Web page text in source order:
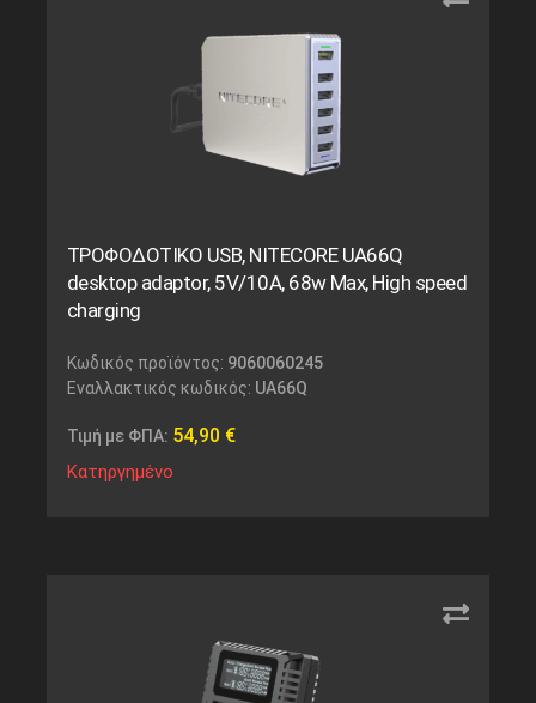
ΤΡΟΦΟΔΟΤΙΚΟ USB, NITECORE UA66Q
desktop adaptor, 5V/10A, 68w Max, High speed
charging
Κωδικός προϊόντος: 9060060245
Εναλλακτικός κωδικός: UA66Q
Τιμή με ΦΠΑ: 54,90 €
Κατηργημένο